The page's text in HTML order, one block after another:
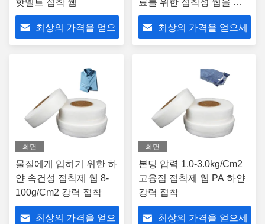
핫멜트 접착 웹
최상의 가격을 얻으
료를 위한 점착성 웹을 녹
입니다
최상의 가격을 얻으세
화면
물질에게 입히기 위한 하
얀 속건성 접착제 웹 8-
100g/Cm2 강력 접착
최상의 가격을 얻으
화면
본딩 압력 1.0-3.0kg/Cm2
고융점 접착제 웹 PA 하얀
강력 접착
최상의 가격을 얻으세